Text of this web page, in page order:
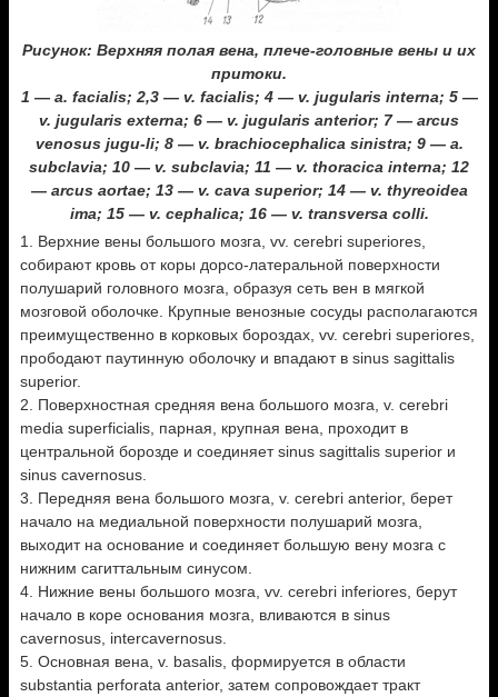
Рисунок: Верхняя полая вена, плече-головные вены и их
притоки.
1 — a. facialis; 2,3 — v. facialis; 4 — v. jugularis interna; 5 —
v. jugularis externa; 6 — v. jugularis anterior; 7 — arcus
venosus jugu-li; 8 — v. brachiocephalica sinistra; 9 — a.
subclavia; 10 — v. subclavia; 11 — v. thoracica interna; 12
— arcus aortae; 13 — v. cava superior; 14 — v. thyreoidea
ima; 15 — v. cephalica; 16 — v. transversa colli.
1. Верхние вены большого мозга, vv. cerebri superiores,
собирают кровь от коры дорсо-латеральной поверхности
полушарий головного мозга, образуя сеть вен в мягкой
мозговой оболочке. Крупные венозные сосуды располагаются
преимущественно в корковых бороздах, vv. cerebri superiores,
прободают паутинную оболочку и впадают в sinus sagittalis
superior.
2. Поверхностная средняя вена большого мозга, v. cerebri
media superficialis, парная, крупная вена, проходит в
центральной борозде и соединяет sinus sagittalis superior и
sinus cavernosus.
3. Передняя вена большого мозга, v. cerebri anterior, берет
начало на медиальной поверхности полушарий мозга,
выходит на основание и соединяет большую вену мозга с
нижним сагиттальным синусом.
4. Нижние вены большого мозга, vv. cerebri inferiores, берут
начало в коре основания мозга, вливаются в sinus
cavernosus, intercavernosus.
5. Основная вена, v. basalis, формируется в области
substantia реrforata anterior, затем сопровождает тракт